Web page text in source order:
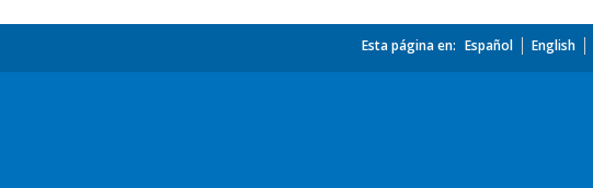
Esta página en: Español English